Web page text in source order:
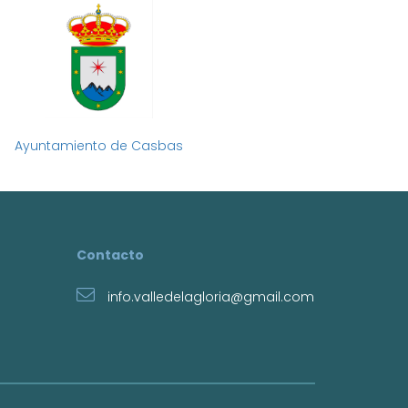
Ayuntamiento de Casbas
Contacto
info.valledelagloria@gmail.com